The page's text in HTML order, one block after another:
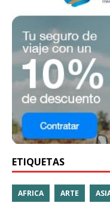
ETIQUETAS
AFRICA ARTE